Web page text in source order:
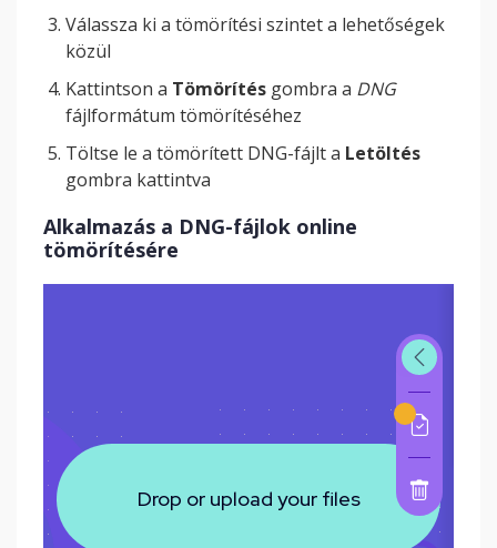
Válassza ki a tömörítési szintet a lehetőségek
közül
Kattintson a Tömörítés gombra a DNG
fájlformátum tömörítéséhez
Töltse le a tömörített DNG-fájlt a Letöltés
gombra kattintva
Alkalmazás a DNG-fájlok online
tömörítésére